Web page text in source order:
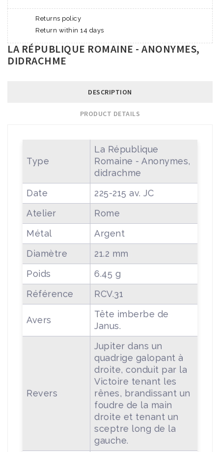
Returns policy
Return within 14 days
LA RÉPUBLIQUE ROMAINE - ANONYMES,
DIDRACHME
DESCRIPTION
PRODUCT DETAILS
Type
La République
Romaine - Anonymes,
didrachme
Date
225-215 av. JC
Atelier
Rome
Métal
Argent
Diamètre
21.2 mm
Poids
6.45 g
Référence
RCV.31
Avers
Tête imberbe de
Janus.
Revers
Jupiter dans un
quadrige galopant à
droite, conduit par la
Victoire tenant les
rênes, brandissant un
foudre de la main
droite et tenant un
sceptre long de la
gauche.